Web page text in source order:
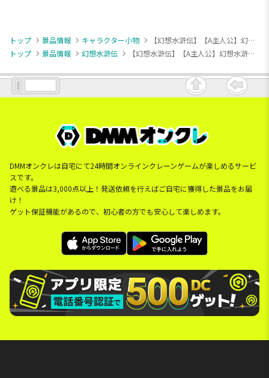
トップ 景品情報 キャラクター小物
【幻想水滸伝】【A主人公】幻想水滸伝 I&II HDリマスター 名シーンアクリルスタンドVol.1
トップ
景品情報 幻想水滸伝 【幻想水滸伝】【A主人公】幻想水滸伝 I&II HDリマスター 名シーンアクリルスタンドVol.1
DMMオンクレは自宅にて24時間オンラインクレーンゲームが楽しめるサービ
スです。
遊べる景品は3,000点以上！発送依頼を行えばご自宅に獲得した景品をお届
け！
ゲット保証機能があるので、初心者の方でも安心して楽しめます。